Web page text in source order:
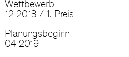
Wettbewerb
12 2018 / 1. Preis
Planungsbeginn
04 2019